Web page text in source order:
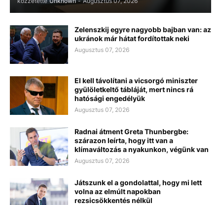
Zelenszkij egyre nagyobb bajban van: az
ukránok már hátat fordítottak neki
Augusztus 07, 2026
El kell távolítani a vicsorgó miniszter
gyülöletkeltő tábláját, mert nincs rá
hatósági engedélyük
Augusztus 07, 2026
Radnai átment Greta Thunbergbe:
szárazon leírta, hogy itt van a
klímaváltozás a nyakunkon, végünk van
Augusztus 07, 2026
Játszunk el a gondolattal, hogy mi lett
volna az elmúlt napokban
rezsicsökkentés nélkül